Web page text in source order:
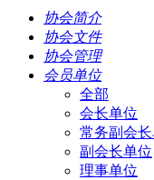
协会简介
协会文件
协会管理
会员单位
全部
会长单位
常务副会
副会长单位
理事单位